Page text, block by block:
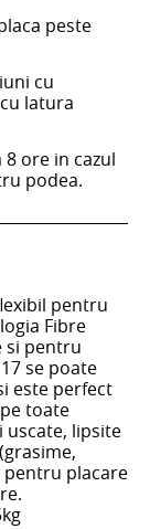
peste
cu
latura
ore in cazul
podea.
pentru
Fibre
si pentru
se poate
este perfect
toate
lipsite
pentru placare